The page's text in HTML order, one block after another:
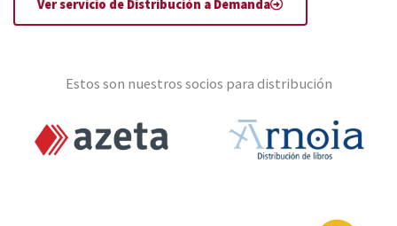
Ver servicio de Distribución a Demanda
Estos son nuestros socios para distribución